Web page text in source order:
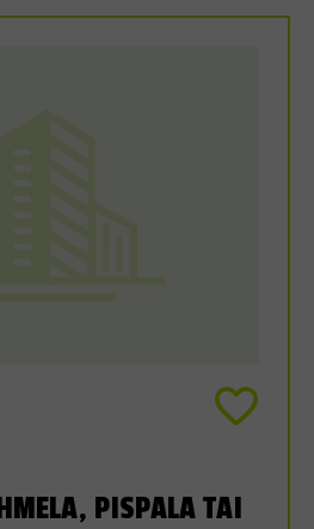
PISPALA TAI